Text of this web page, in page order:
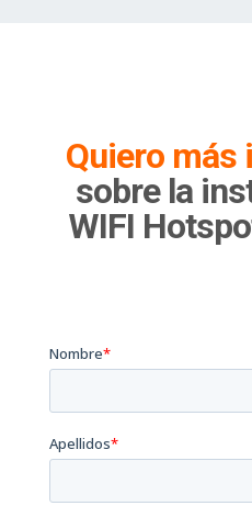
Quiero
sobre la
WIFI